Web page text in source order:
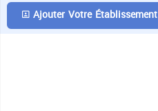
Ajouter Votre Établissement